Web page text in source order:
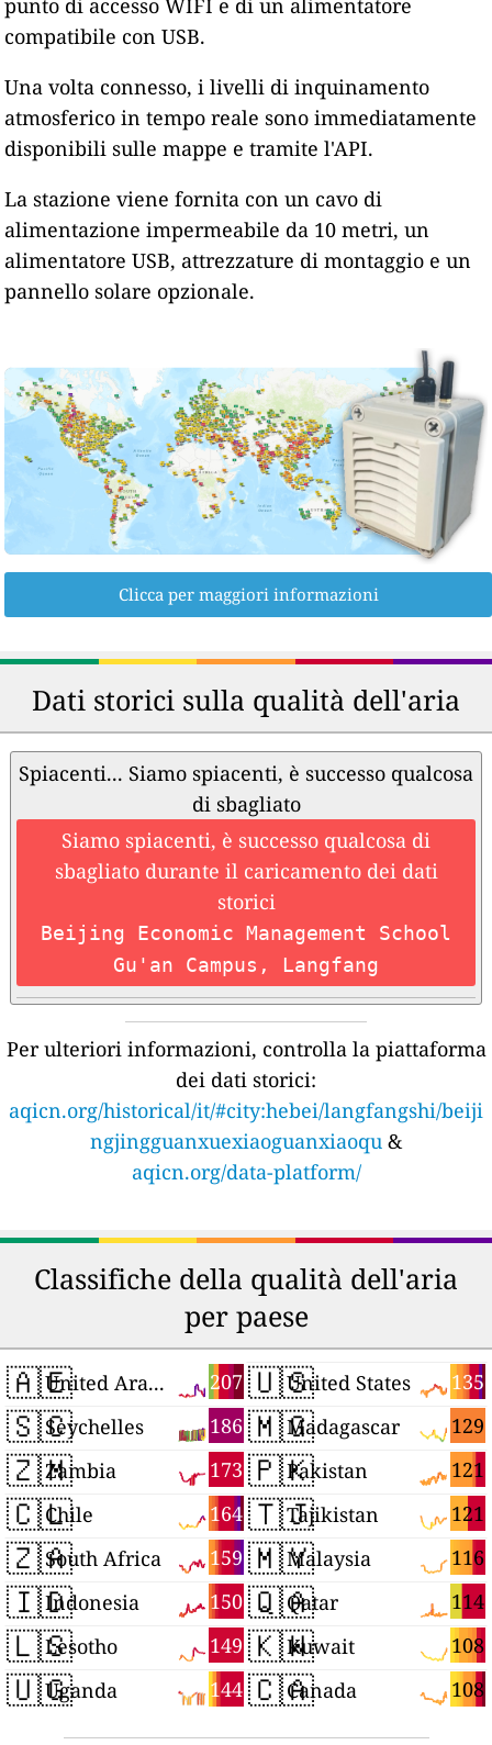
punto di accesso WIFI e di un alimentatore
compatibile con USB.
Una volta connesso, i livelli di inquinamento
atmosferico in tempo reale sono immediatamente
disponibili sulle mappe e tramite l'API.
La stazione viene fornita con un cavo di
alimentazione impermeabile da 10 metri, un
alimentatore USB, attrezzature di montaggio e un
pannello solare opzionale.
Clicca per maggiori informazioni
Dati storici sulla qualità dell'aria
Spiacenti... Siamo spiacenti, è successo qualcosa
di sbagliato
Siamo spiacenti, è successo qualcosa di
sbagliato durante il caricamento dei dati
storici
Beijing Economic Management School
Gu'an Campus, Langfang
Per ulteriori informazioni, controlla la piattaforma
dei dati storici:
aqicn.org/historical/it/#city:hebei/langfangshi/beiji
ngjingguanxuexiaoguanxiaoqu &
aqicn.org/data-platform/
Classifiche della qualità dell'aria
per paese
🇦🇪 207
United Arab Emirates
🇸🇨 186
Seychelles
🇿🇲 173
Zambia
🇨🇱 164
Chile
🇿🇦 159
South Africa
🇮🇩 150
Indonesia
🇱🇸 149
Lesotho
🇺🇬 144
Uganda
🇺🇸 135
United States
🇲🇬 129
Madagascar
🇵🇰 121
Pakistan
🇹🇯 121
Tajikistan
🇲🇾 116
Malaysia
🇶🇦 114
Qatar
🇰🇼 108
Kuwait
🇨🇦 108
Canada